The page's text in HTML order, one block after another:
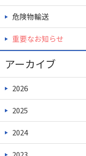
危険物輸送
重要なお知らせ
アーカイブ
2026
2025
2024